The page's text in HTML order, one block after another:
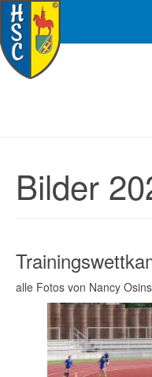
Bilder
alle Fotos von Nancy